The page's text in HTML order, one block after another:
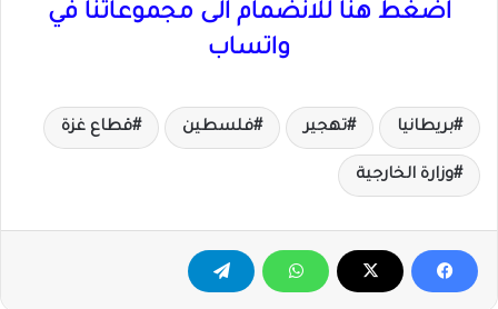
اضغط هنا للانضمام الى مجموعاتنا في
واتساب
بريطانيا تهجير فلسطين قطاع غزة
وزارة الخارجية